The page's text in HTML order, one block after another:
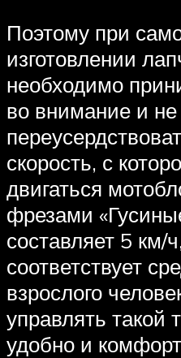
Поэтому при
изготовлении
необходимо
во внимание и не
скорость, с
двигаться
фрезами
составляет 5 км/
соответствует
взрослого
управлять такой
удобно и